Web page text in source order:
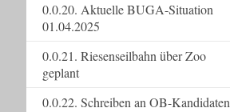
0.0.20. Aktuelle BUGA-Situation
01.04.2025
0.0.21. Riesenseilbahn über Zoo
geplant
0.0.22. Schreiben an OB-Kandidaten